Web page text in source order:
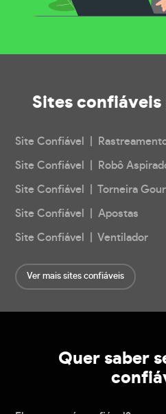
Sites confiáveis
Site Confiável |
Site Confiável | Robô
Site Confiável | Torneira
Site Confiável | Apostas
Site Confiável | Ventilador
Ver mais sites confiáveis
Quer saber